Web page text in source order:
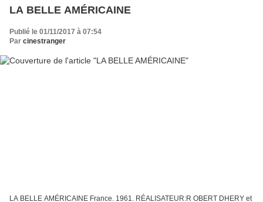
LA BELLE AMÉRICAINE
Publié le 01/11/2017 à 07:54
Par cinestranger
LA BELLE AMÉRICAINE France. 1961. RÉALISATEUR:R OBERT DHERY et